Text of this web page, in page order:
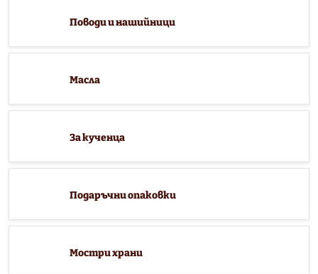
Поводи и нашийници
Масла
За кученца
Подаръчни опаковки
Мостри храни